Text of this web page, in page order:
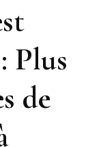
Plus
de